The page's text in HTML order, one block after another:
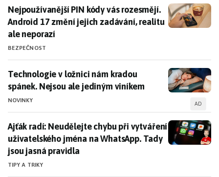
zneužití.
Tipy a trendy
Jaké PIN kódy nikdy nepoužívat
chybám!
NejnebezpečnějšíPIN kódy, kterým je lepší se
vyhnout.
Nejpoužívanější PIN kódy vás rozesmějí. Android 17
Nejpoužívanější PIN kódy vás rozesmějí.
Android 17 změní jejich zadávání, realitu
ale neporazí
BEZPEČNOST
Technologie v ložnici nám kradou spánek. Nejsou
Technologie v ložnici nám kradou
spánek. Nejsou ale jediným viníkem
NOVINKY AD
Ajťák radí: Neudělejte chybu při vytváření
Ajťák radí: Neudělejte chybu při vytváření
uživatelského jména na WhatsApp. Tady
jsou jasná pravidla
TIPY A TRIKY